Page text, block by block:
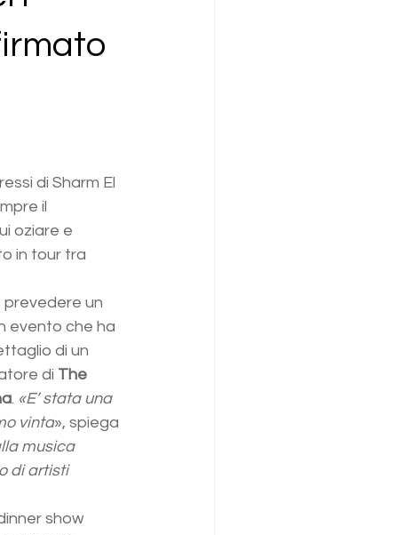
di Sharm El
il
oziare e
in tour tra
un
evento che ha
di un
di The
. «E’ stata una
vinta», spiega
musica
di artisti
show